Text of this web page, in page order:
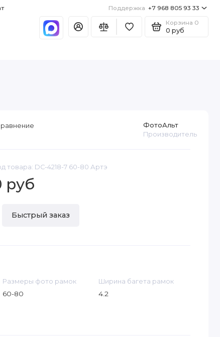
Поддержка +7 968 805 93 33
Корзина 0
0 руб
товара: DC-4218-7 60-80 Артэ
ФотоАльт
Производитель
руб
Быстрый заказ
Размеры фото рамок
60-80
Ширина багета рамок
4.2